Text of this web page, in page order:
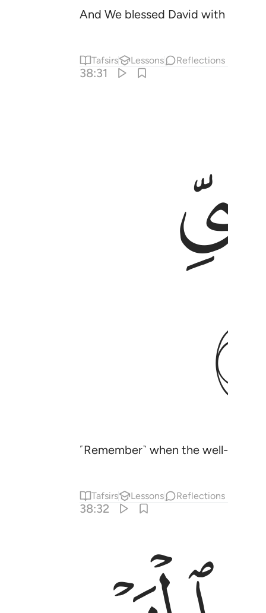
And We blessed David with
Tafsirs Lessons Reflections
38:31
˹Remember˺ when the well-
Tafsirs Lessons Reflections
38:32